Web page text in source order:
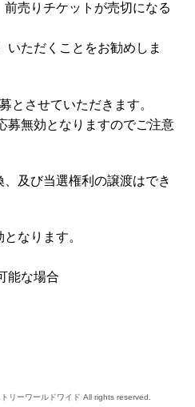
売りチケットが売切になる
いただくことをお勧めしま
とさせていただきます。
募無効となりますのでご注意
及び当選権利の譲渡はでき
なります。
能な場合
リーワールドワイド All rights reserved.